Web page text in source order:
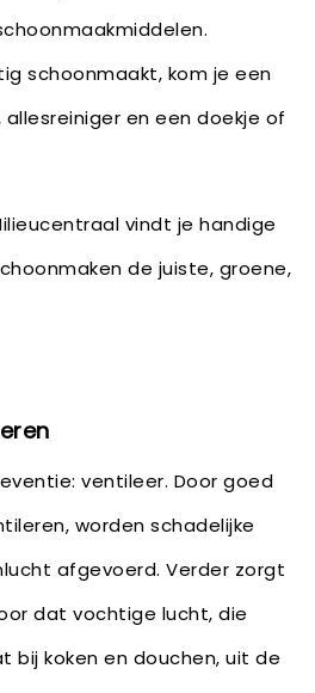
schoonmaakt, kom je een
en een doekje of
vindt je handige
de juiste, groene,
ventileer. Door goed
worden schadelijke
afgevoerd. Verder zorgt
dat vochtige lucht, die
bij koken en douchen, uit de